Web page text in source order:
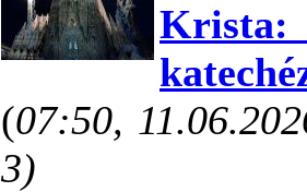
(07:50,
3)